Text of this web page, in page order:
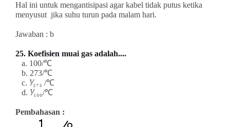
Hal ini untuk mengantisipasi agar kabel tidak putus ketika
menyusut jika suhu turun pada malam hari.
Jawaban : b
25. Koefisien muai gas adalah....
a. 100/℃
b. 273/℃
c. ⅟₂₇₃ /℃
d. ⅟₁₀₀/℃
Pembahasan :